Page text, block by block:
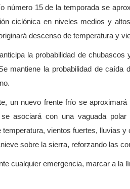
número 15 de la temporada se
ciclónica en niveles medios y
descenso de temperatura y
la probabilidad de
mantiene la probabilidad de
un nuevo frente frío se
asociará con una vaguada
temperatura, vientos fuertes, lluvias
sobre la sierra, reforzando las
cualquier emergencia, marcar a la